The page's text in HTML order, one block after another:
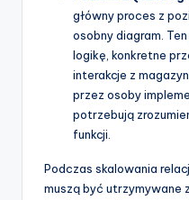
główny proces z
osobny diagram.
logikę, konkretne
interakcje z
przez osoby
potrzebują
funkcji.
Podczas skalowania
muszą być utrzymywane